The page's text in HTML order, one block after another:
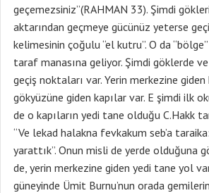
geçemezsiniz”(RAHMAN 33). Şimdi
aktarından geçmeye gücünüz yeterse
kelimesinin çoğulu “el kutru”. O da
taraf manasına geliyor. Şimdi göklerde
geçiş noktaları var. Yerin merkezine giden
gökyüzüne giden kapılar var. E şimdi ilk
de o kapıların yedi tane olduğu C.Hakk
“Ve lekad halakna fevkakum seb’a
yarattık”. Onun misli de yerde olduğuna
de, yerin merkezine giden yedi tane yol
güneyinde Ümit Burnu’nun orada